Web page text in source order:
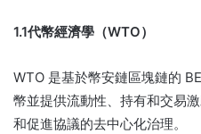
1.1代幣經濟學（WTO）
WTO 是基於幣安鏈區塊鏈的
幣並提供流動性、持有和交易
和促進協議的去中心化治理。